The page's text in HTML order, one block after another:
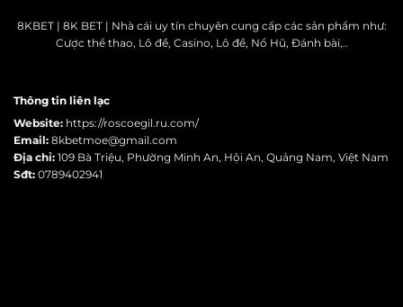
8KBET | 8K BET | Nhà cái uy tín chuyên cung cấp các sản phẩm như:
Cược thể thao, Lô đề, Casino, Lô đề, Nổ Hũ, Đánh bài,..
Thông tin liên lạc
Website: https://roscoegil.ru.com/
Email: 8kbetmoe@gmail.com
Địa chỉ: 109 Bà Triệu, Phường Minh An, Hội An, Quảng Nam, Việt Nam
Sđt: 0789402941